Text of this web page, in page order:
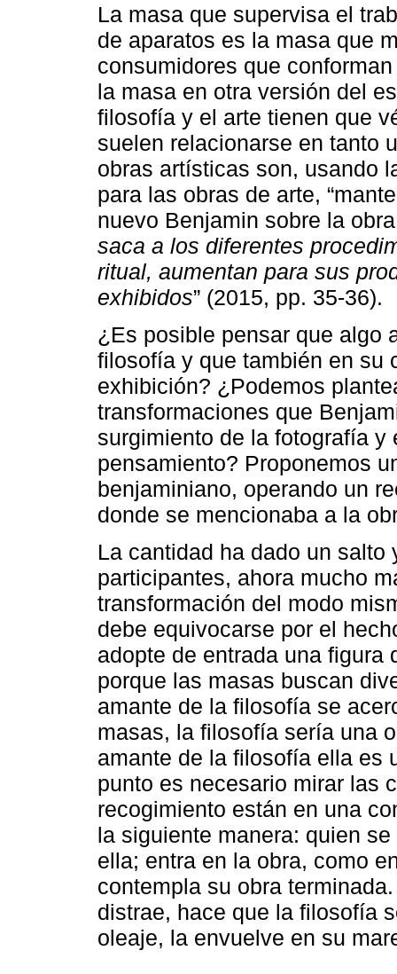
La masa que supervisa el
de aparatos es la masa que
consumidores que
la masa en otra versión del
filosofía y el arte tienen que
suelen relacionarse en tanto
obras artísticas son, usando
para las obras de arte,
nuevo Benjamin sobre la
saca a los diferentes
ritual, aumentan para sus
exhibidos” (2015, pp. 35-36).
¿Es posible pensar que algo
filosofía y que también en su
exhibición? ¿Podemos
transformaciones que
surgimiento de la fotografía
pensamiento? Proponemos
benjaminiano, operando un
donde se mencionaba a la
La cantidad ha dado un
participantes, ahora mucho
transformación del modo
debe equivocarse por el
adopte de entrada una figura
porque las masas buscan
amante de la filosofía se
masas, la filosofía sería una
amante de la filosofía ella es
punto es necesario mirar las
recogimiento están en una
la siguiente manera: quien
ella; entra en la obra, como
contempla su obra
distrae, hace que la filosofía
oleaje, la envuelve en su